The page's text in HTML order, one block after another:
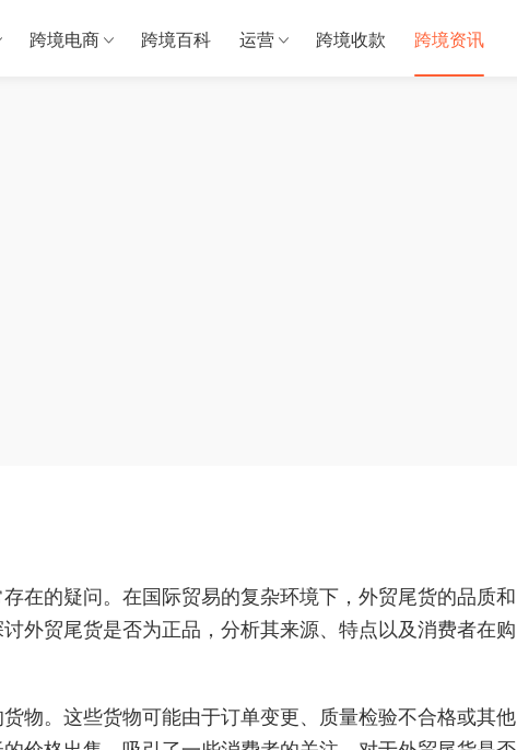
跨境电商 跨境百科 运营 跨境收款 跨境资讯
在的疑问。在国际贸易的复杂环境下，外贸尾货的品质和
外贸尾货是否为正品，分析其来源、特点以及消费者在购
物。这些货物可能由于订单变更、质量检验不合格或其他